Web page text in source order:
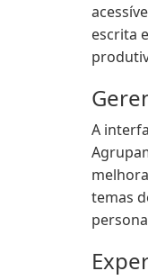
escrita
A
temas